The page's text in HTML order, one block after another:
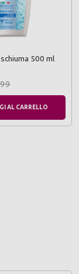
500 ml
AL CARRELLO